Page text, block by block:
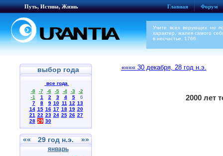
Путь, Истина, Жизнь Главная Форум
Учите всех верующих не
характер, жалея самого
в несчастье. 1766
выбор года
все года
-8
-7 -6 -5 -4 -3
-2
-1
1 2 3 4 5
6
7
8 9 10 11 12 13
14 15 16 17 18 19 20
21 22 23 24 25 26 27
28 29 30
«« 29 год н.э. »»
январь
«««« 30 декабря, 28 год н.э.
2000 лет